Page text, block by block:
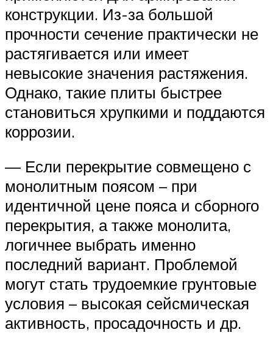
конструкции. Из-за большой
прочности сечение практически не
растягивается или имеет
невысокие значения растяжения.
Однако, такие плиты быстрее
становиться хрупкими и поддаются
коррозии.
— Если перекрытие совмещено с
монолитным поясом – при
идентичной цене пояса и сборного
перекрытия, а также монолита,
логичнее выбрать именно
последний вариант. Проблемой
могут стать трудоемкие грунтовые
условия – высокая сейсмическая
активность, просадочность и др.